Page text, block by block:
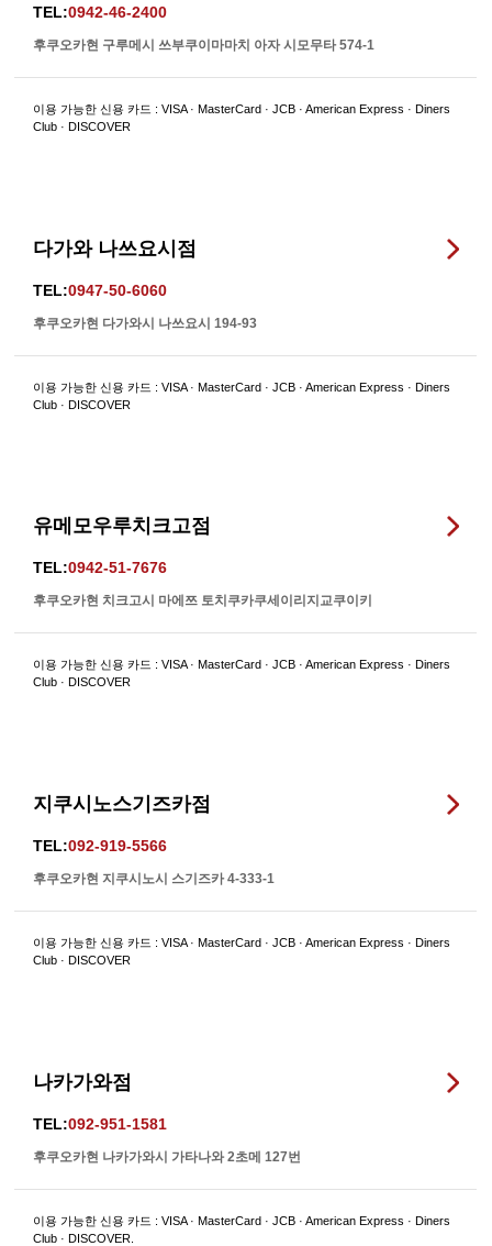
TEL:0942-46-2400
후쿠오카현 구루메시 쓰부쿠이마마치 아자 시모무타 574-1
이용 가능한 신용 카드 : VISA · MasterCard · JCB · American Express · Diners
Club · DISCOVER
다가와 나쓰요시점
TEL:0947-50-6060
후쿠오카현 다가와시 나쓰요시 194-93
이용 가능한 신용 카드 : VISA · MasterCard · JCB · American Express · Diners
Club · DISCOVER
유메모우루치크고점
TEL:0942-51-7676
후쿠오카현 치크고시 마에쯔 토치쿠카쿠세이리지교쿠이키
이용 가능한 신용 카드 : VISA · MasterCard · JCB · American Express · Diners
Club · DISCOVER
지쿠시노스기즈카점
TEL:092-919-5566
후쿠오카현 지쿠시노시 스기즈카 4-333-1
이용 가능한 신용 카드 : VISA · MasterCard · JCB · American Express · Diners
Club · DISCOVER
나카가와점
TEL:092-951-1581
후쿠오카현 나카가와시 가타나와 2초메 127번
이용 가능한 신용 카드 : VISA · MasterCard · JCB · American Express · Diners
Club · DISCOVER.